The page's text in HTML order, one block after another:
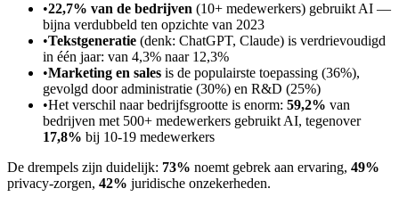
•22,7% van de bedrijven (10+ medewerkers) gebruikt AI —
bijna verdubbeld ten opzichte van 2023
•Tekstgeneratie (denk: ChatGPT, Claude) is verdrievoudigd
in één jaar: van 4,3% naar 12,3%
•Marketing en sales is de populairste toepassing (36%),
gevolgd door administratie (30%) en R&D (25%)
•Het verschil naar bedrijfsgrootte is enorm: 59,2% van
bedrijven met 500+ medewerkers gebruikt AI, tegenover
17,8% bij 10-19 medewerkers
De drempels zijn duidelijk: 73% noemt gebrek aan ervaring, 49%
privacy-zorgen, 42% juridische onzekerheden.